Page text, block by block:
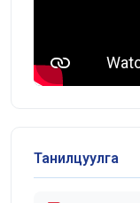
Танилцуулга